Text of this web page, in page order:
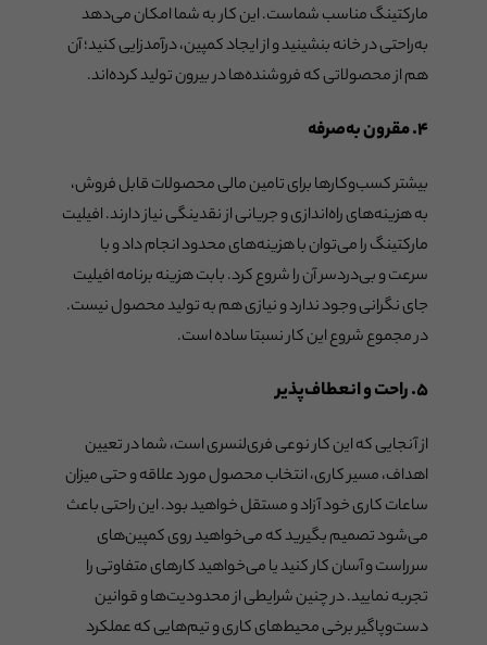
مارکتینگ مناسب شماست. این کار به شما امکان می‌دهد
به‌راحتی در خانه بنشینید و از ایجاد کمپین، درآمدزایی کنید؛ آن
هم از محصولاتی که فروشنده‌ها در بیرون تولید کرده‌اند.
۴. مقرون به‌صرفه
بیشتر کسب‌وکارها برای تامین مالی محصولات قابل فروش،
به هزینه‌های راه‌اندازی و جریانی از نقدینگی نیاز دارند. افیلیت
مارکتینگ را می‌توان با هزینه‌های محدود انجام داد و با
سرعت و بی‌دردسر آن را شروع کرد. بابت هزینه برنامه افیلیت
جای نگرانی وجود ندارد و نیازی هم به تولید محصول نیست.
در مجموع شروع این کار نسبتا ساده است.
۵. راحت و انعطاف‌پذیر
از آنجایی که این کار نوعی فری‌لنسری است، شما در تعیین
اهداف، مسیر کاری، انتخاب محصول مورد علاقه و حتی میزان
ساعات کاری خود آزاد و مستقل خواهید بود. این راحتی باعث
می‌شود تصمیم بگیرید که می‌خواهید روی کمپین‌های
سرراست و آسان کار کنید یا می‌خواهید کارهای متفاوتی را
تجربه نمایید. در چنین شرایطی از محدودیت‌ها و قوانین
دست‌وپاگیر برخی محیط‌های کاری و تیم‌هایی که عملکرد